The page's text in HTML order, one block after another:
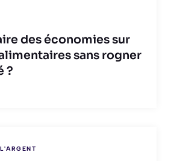
des économies sur
sans rogner
?